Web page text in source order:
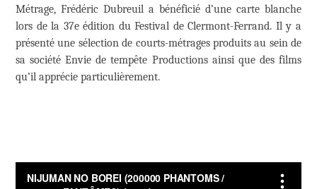
Métrage, Frédéric Dubreuil a bénéficié d’une carte blanche
lors de la 37e édition du Festival de Clermont-Ferrand. Il y a
présenté une sélection de courts-métrages produits au sein de
sa société Envie de tempête Productions ainsi que des films
qu’il apprécie particulièrement.